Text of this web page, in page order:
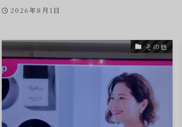
2026年8月1日
その他